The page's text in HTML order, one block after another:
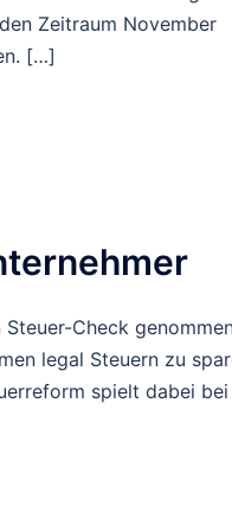
Zeitraum November
[…]
Check
legal Steuern zu
spielt dabei bei